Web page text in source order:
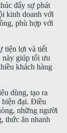
đẩy sự phát
kinh doanh với
phù hợp với
tiện lợi và tiết
giúp tối ưu
khách hàng
dùng, tạo ra
hiện đại. Điều
những người
thức ăn nhanh